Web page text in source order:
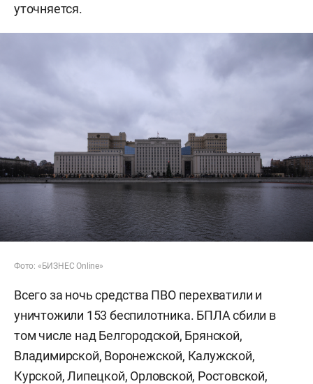
уточняется.
Фото: «БИЗНЕС Online»
Всего за ночь средства ПВО перехватили и
уничтожили 153 беспилотника. БПЛА сбили в
том числе над Белгородской, Брянской,
Владимирской, Воронежской, Калужской,
Курской, Липецкой, Орловской, Ростовской,